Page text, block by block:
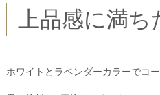
上品感に満ち
ホワイトとラベンダーカラーでコ